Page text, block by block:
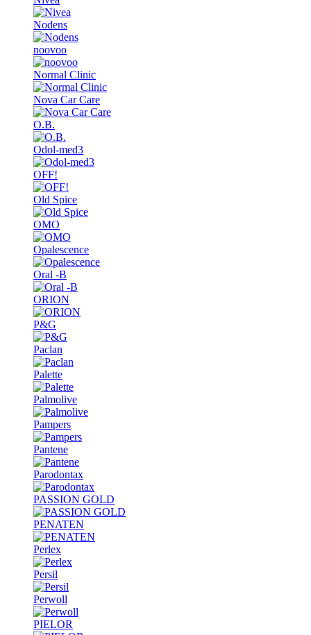
Nodens
noovoo
Normal Clinic
Nova Car Care
O.B.
Odol-med3
OFF!
Old Spice
OMO
Opalescence
Oral -B
ORION
P&G
Paclan
Palette
Palmolive
Pampers
Pantene
Parodontax
PASSION GOLD
PENATEN
Perlex
Persil
Perwoll
PIELOR